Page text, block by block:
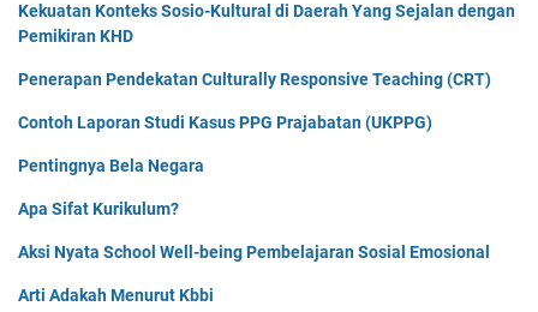
Kekuatan Konteks Sosio-Kultural di Daerah Yang Sejalan dengan
Pemikiran KHD
Penerapan Pendekatan Culturally Responsive Teaching (CRT)
Contoh Laporan Studi Kasus PPG Prajabatan (UKPPG)
Pentingnya Bela Negara
Apa Sifat Kurikulum?
Aksi Nyata School Well-being Pembelajaran Sosial Emosional
Arti Adakah Menurut Kbbi